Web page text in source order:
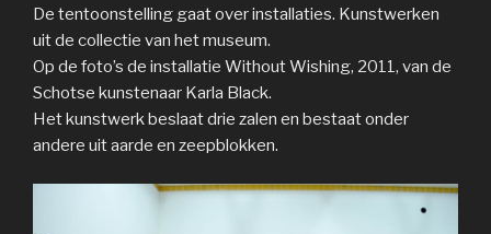
De tentoonstelling gaat over installaties. Kunstwerken
uit de collectie van het museum.
Op de foto’s de installatie Without Wishing, 2011, van de
Schotse kunstenaar Karla Black.
Het kunstwerk beslaat drie zalen en bestaat onder
andere uit aarde en zeepblokken.